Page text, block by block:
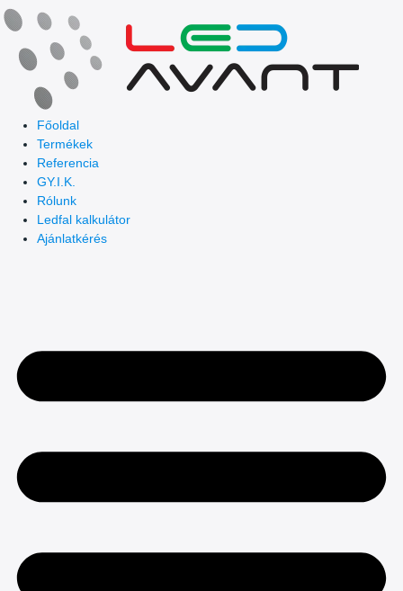
Skip
to
content
Főoldal
Termékek
Referencia
GY.I.K.
Rólunk
Ledfal kalkulátor
Ajánlatkérés